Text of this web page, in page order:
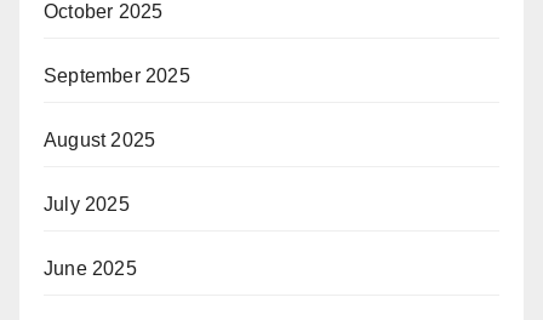
October 2025
September 2025
August 2025
July 2025
June 2025